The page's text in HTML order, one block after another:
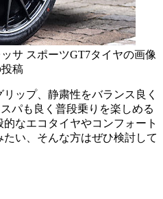
サ スポーツGT7タイヤの画像
稿
ップ、静粛性をバランス良く
パも良く普段乗りを楽しめる
なエコタイヤやコンフォート
い、そんな方はぜひ検討して